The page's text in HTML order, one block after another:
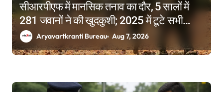
सीआरपीएफ में मानसिक तनाव का दौर, 5 सालों में
281 जवानों ने की खुदकुशी; 2025 में टूटे सभी
रिकॉर्डAryavartkranti Bureau Aug 7, 2026